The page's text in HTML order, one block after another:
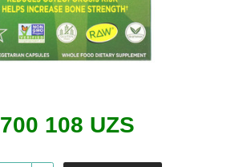
700 108 UZS